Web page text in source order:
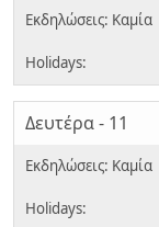
Δευτέρα - 11